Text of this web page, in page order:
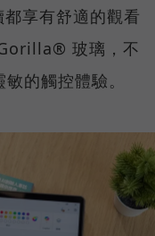
享有舒適的觀看
玻璃，不
的觸控體驗。